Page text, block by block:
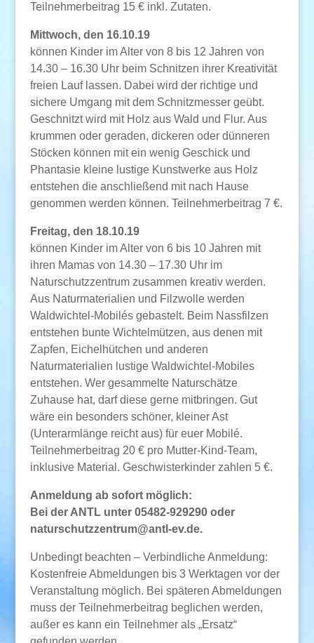
Teilnehmerbeitrag 15 € inkl. Zutaten.
Mittwoch, den 16.10.19
können Kinder im Alter von 8 bis 12 Jahren von
14.30 – 16.30 Uhr beim Schnitzen ihrer Kreativität
freien Lauf lassen. Dabei wird der richtige und
sichere Umgang mit dem Schnitzmesser geübt.
Geschnitzt wird mit Holz aus Wald und Flur. Aus
krummen oder geraden, dickeren oder dünneren
Stöcken können mit ein wenig Geschick und
Phantasie kleine lustige Kunstwerke aus Holz
entstehen die anschließend mit nach Hause
genommen werden können. Teilnehmerbeitrag 7 €.
Freitag, den 18.10.19
können Kinder im Alter von 6 bis 10 Jahren mit
ihren Mamas von 14.30 – 17.30 Uhr im
Naturschutzzentrum zusammen kreativ werden.
Aus Naturmaterialien und Filzwolle werden
Waldwichtel-Mobilés gebastelt. Beim Nassfilzen
entstehen bunte Wichtelmützen, aus denen mit
Zapfen, Eichelhütchen und anderen
Naturmaterialien lustige Waldwichtel-Mobiles
entstehen. Wer gesammelte Naturschätze
Zuhause hat, darf diese gerne mitbringen. Gut
wäre ein besonders schöner, kleiner Ast
(Unterarmlänge reicht aus) für euer Mobilé.
Teilnehmerbeitrag 20 € pro Mutter-Kind-Team,
inklusive Material. Geschwisterkinder zahlen 5 €.
Anmeldung ab sofort möglich:
Bei der ANTL unter 05482-929290 oder
naturschutzzentrum@antl-ev.de.
Unbedingt beachten – Verbindliche Anmeldung:
Kostenfreie Abmeldungen bis 3 Werktagen vor der
Veranstaltung möglich. Bei späteren Abmeldungen
muss der Teilnehmerbeitrag beglichen werden,
außer es kann ein Teilnehmer als „Ersatz“